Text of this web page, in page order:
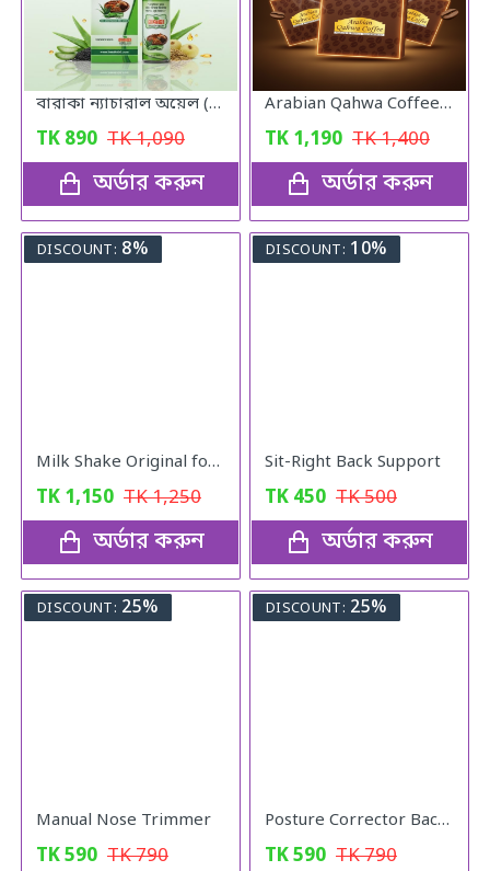
বারাকা ন্যাচারাল অয়েল (Baraka Natural oil) – 120 মিলি
TK 890 TK1,090
অর্ডার করুন
Arabian Qahwa Coffee – অরিজিনাল আরবীয় কফি
TK 1,190 TK1,400
অর্ডার করুন
DISCOUNT: 8%
Milk Shake Original for Healthy Weight
TK 1,150 TK1,250
অর্ডার করুন
DISCOUNT: 10%
Sit-Right Back Support
TK 450 TK500
অর্ডার করুন
DISCOUNT: 25%
Manual Nose Trimmer
TK590 TK790
DISCOUNT: 25%
Posture Corrector Back Adjustable Posture
TK590 TK790